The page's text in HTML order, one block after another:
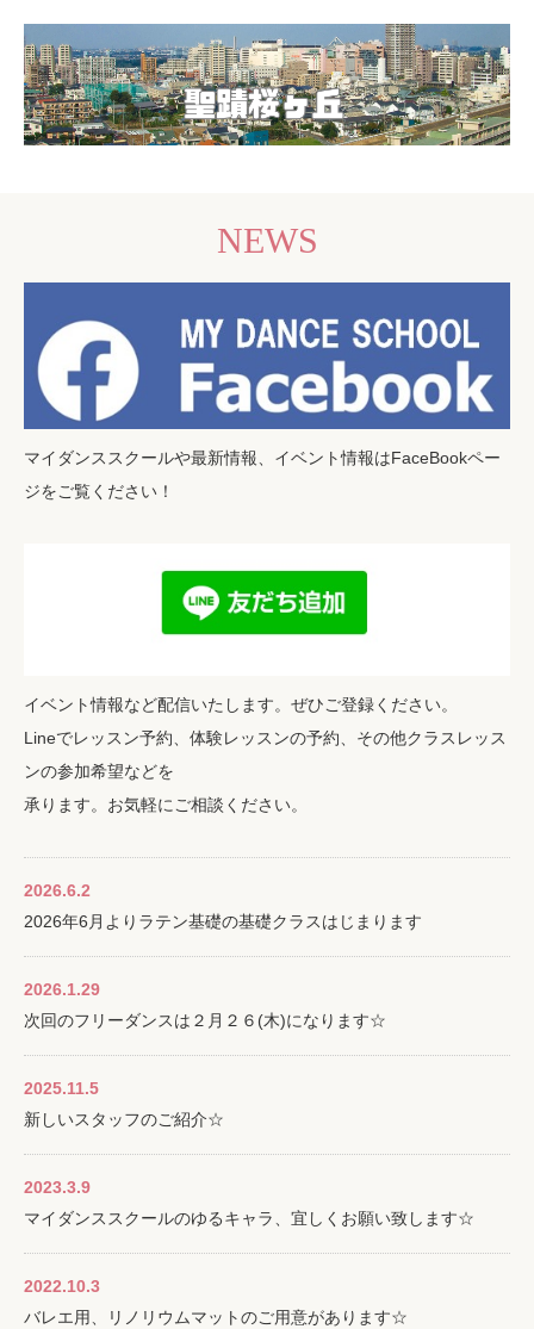
NEWS
マイダンススクールや最新情報、イベント情報はFaceBookペー
ジをご覧ください！
イベント情報など配信いたします。ぜひご登録ください。
Lineでレッスン予約、体験レッスンの予約、その他クラスレッス
ンの参加希望などを
承ります。お気軽にご相談ください。
2026.6.2
2026年6月よりラテン基礎の基礎クラスはじまります
2026.1.29
次回のフリーダンスは２月２６(木)になります☆
2025.11.5
新しいスタッフのご紹介☆
2023.3.9
マイダンススクールのゆるキャラ、宜しくお願い致します☆
2022.10.3
バレエ用、リノリウムマットのご用意があります☆